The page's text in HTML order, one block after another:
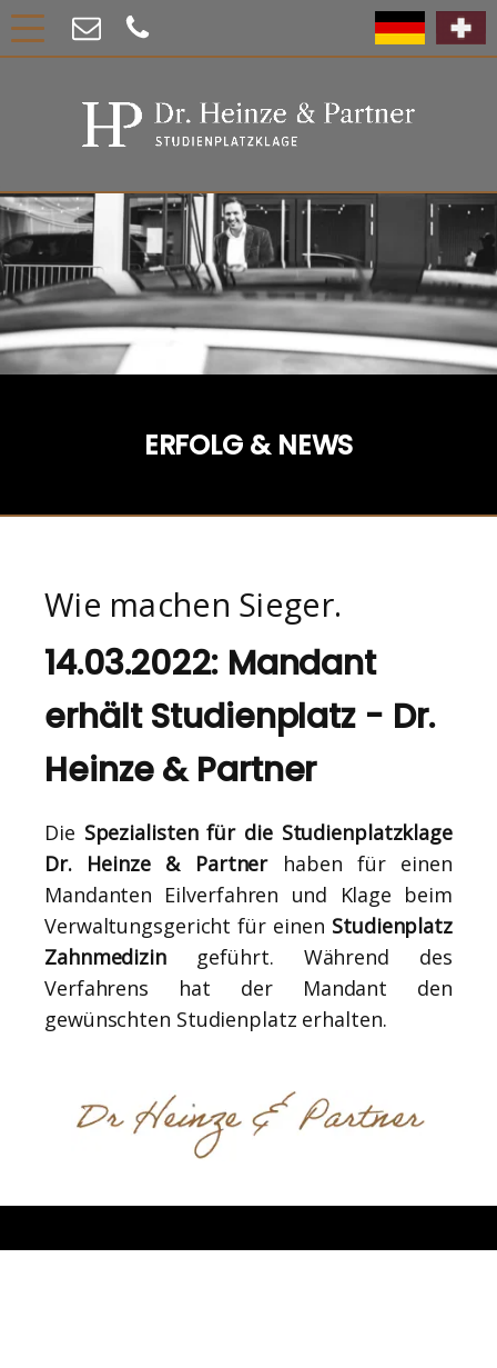
ERFOLG & NEWS
Wie machen Sieger.
14.03.2022: Mandant
erhält Studienplatz - Dr.
Heinze & Partner
Die Spezialisten für die Studienplatzklage
Dr. Heinze & Partnerhaben für einen
Mandanten Eilverfahren und Klage beim
Verwaltungsgericht für einen Studienplatz
Zahnmedizingeführt. Während des
Verfahrens hat der Mandant den
gewünschten Studienplatz erhalten.